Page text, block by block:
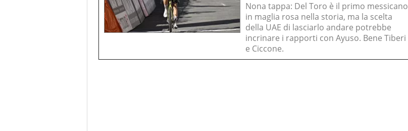
Nona tappa: Del Toro è il primo messicano
in maglia rosa nella storia, ma la scelta
della UAE di lasciarlo andare potrebbe
incrinare i rapporti con Ayuso. Bene Tiberi
e Ciccone.